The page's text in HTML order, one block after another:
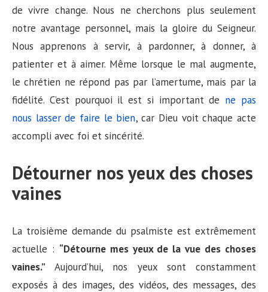
de vivre change. Nous ne cherchons plus seulement
notre avantage personnel, mais la gloire du Seigneur.
Nous apprenons à servir, à pardonner, à donner, à
patienter et à aimer. Même lorsque le mal augmente,
le chrétien ne répond pas par l’amertume, mais par la
fidélité. C’est pourquoi il est si important de ne pas
nous lasser de faire le bien, car Dieu voit chaque acte
accompli avec foi et sincérité.
Détourner nos yeux des choses
vaines
La troisième demande du psalmiste est extrêmement
actuelle : “Détourne mes yeux de la vue des choses
vaines.” Aujourd’hui, nos yeux sont constamment
exposés à des images, des vidéos, des messages, des